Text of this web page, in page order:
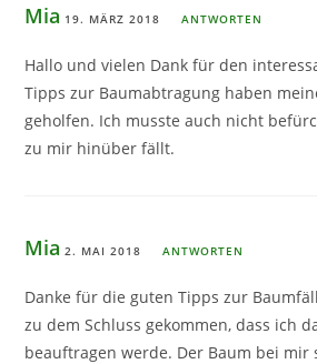
Mia 19. MÄRZ 2018 ANTWORTEN
Hallo und vielen Dank für den
Tipps zur Baumabtragung haben
geholfen. Ich musste auch nicht
zu mir hinüber fällt.
Mia 2. MAI 2018 ANTWORTEN
Danke für die guten Tipps zur
zu dem Schluss gekommen, dass ich
beauftragen werde. Der Baum bei